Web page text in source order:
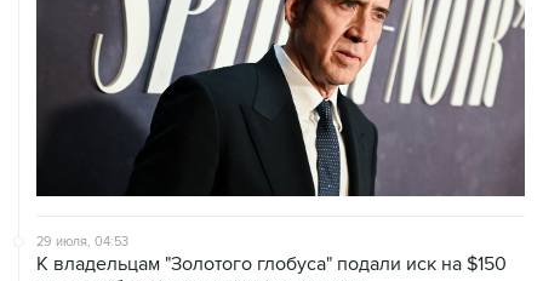
29 июля, 04:53
К владельцам "Золотого глобуса" подали иск на $150